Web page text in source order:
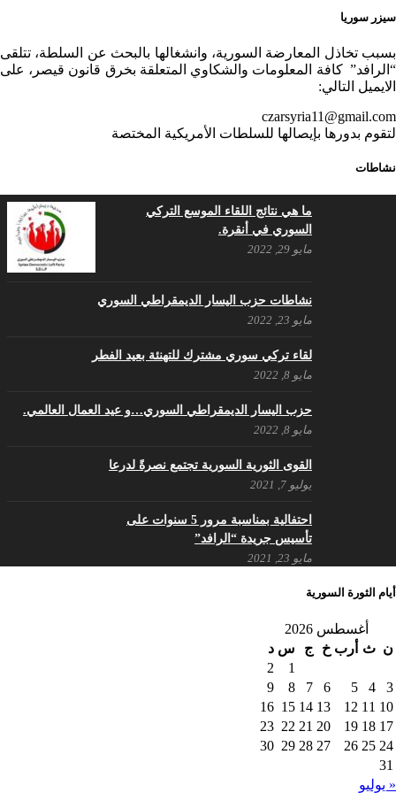
.منصورالاتاسي.( البوصلة في زمن
الضياع )
في الذكرى السنوية لرحيل الرفيق منصور أتاسي أبو مطيع
لروحك المحبة والسلام أبا مطيع لن
ننساك – خالد الحموري
ديسمبر 6, 2020
سيزر سوريا
بسبب تخاذل المعارضة السورية، وانشغالها بالبحث عن السلطة، تتلقى
“الرافد” كافة المعلومات والشكاوي المتعلقة بخرق قانون قيصر، على
الايميل التالي:
czarsyria11@gmail.com
لتقوم بدورها بإيصالها للسلطات الأمريكية المختصة
نشاطات
ما هي نتائج اللقاء الموسع التركي
السوري في أنقرة.
مايو 29, 2022
نشاطات حزب اليسار الديمقراطي السوري
مايو 23, 2022
لقاء تركي سوري مشترك للتهنئة بعيد الفطر
مايو 8, 2022
حزب اليسار الديمقراطي السوري…و عيد العمال العالمي.
مايو 8, 2022
القوى الثورية السورية تجتمع نصرةً لدرعا
يوليو 7, 2021
احتفالية بمناسبة مرور 5 سنوات على
تأسيس جريدة “الرافد”
مايو 23, 2021
اليسار
مايو 15, 2021
أسبوع ثقافي في ذكرى الاستقلال
أبريل 16, 2021
أيام الثورة السورية
أغسطس 2026
ن ث أرب خ ج س د
1
2
3
4
5
6
7
8
9
10
11
12
13
14
15
16
17
18
19
20
21
22
23
24
25
26
27
28
29
30
31
« يوليو